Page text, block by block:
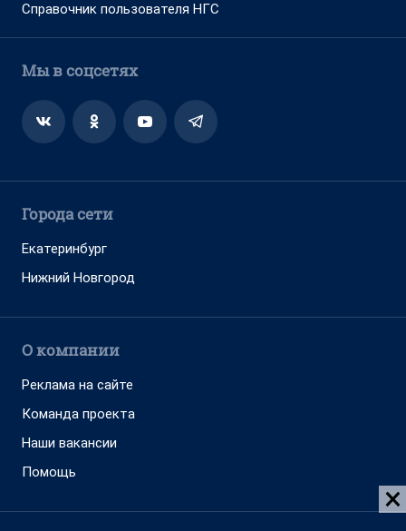
Справочник пользователя НГС
Мы в соцсетях
Города сети
Екатеринбург
Нижний Новгород
О компании
Реклама на сайте
Команда проекта
Наши вакансии
Помощь